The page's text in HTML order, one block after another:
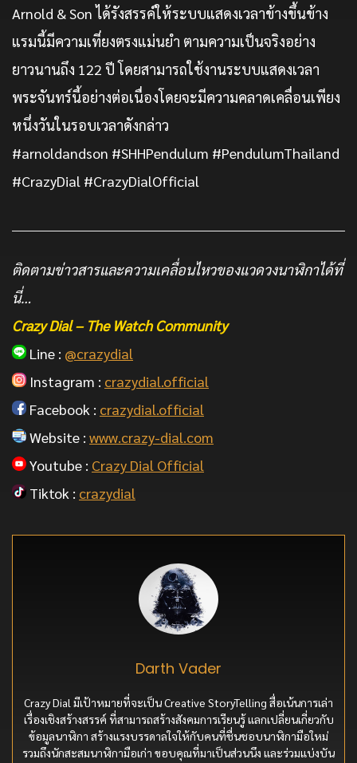
Arnold & Son ได้รังสรรค์ให้ระบบแสดงเวลาข้างขึ้นข้าง
แรมนี้มีความเที่ยงตรงแม่นยำ ตามความเป็นจริงอย่าง
ยาวนานถึง 122 ปี โดยสามารถใช้งานระบบแสดงเวลา
พระจันทร์นี้อย่างต่อเนื่องโดยจะมีความคลาดเคลื่อนเพียง
หนึ่งวันในรอบเวลาดังกล่าว
#arnoldandson #SHHPendulum #PendulumThailand
#CrazyDial #CrazyDialOfficial
ติดตามข่าวสารและความเคลื่อนไหวของแวดวงนาฬิกาได้ที่
นี่…
Crazy Dial – The Watch Community
Line : @crazydial
Instagram : crazydial.official
Facebook : crazydial.official
Website : www.crazy-dial.com
Youtube : Crazy Dial Official
Tiktok : crazydial
Darth Vader
Crazy Dial มีเป้าหมายที่จะเป็น Creative StoryTelling สื่อเน้นการเล่า
เรื่องเชิงสร้างสรรค์ ที่สามารถสร้างสังคมการเรียนรู้ แลกเปลี่ยนเกี่ยวกับ
ข้อมูลนาฬิกา สร้างแรงบรรดาลใจให้กับคนที่ชื่นชอบนาฬิกามือใหม่
รวมถึงนักสะสมนาฬิกามือเก่า ขอบคุณที่มาเป็นส่วนนึง และร่วมแบ่งบัน